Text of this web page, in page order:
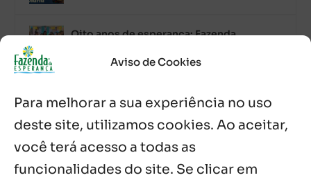
Aviso de Cookies
Para melhorar a sua experiência no uso
deste site, utilizamos cookies. Ao aceitar,
você terá acesso a todas as
funcionalidades do site. Se clicar em
Oito anos de esperança: Fazenda
com missa e festa
Boletim JULHO de 2026 – Centro Infantil
Chitaitai
6 ago, 2026
Palavra Diária (06/08/2026)